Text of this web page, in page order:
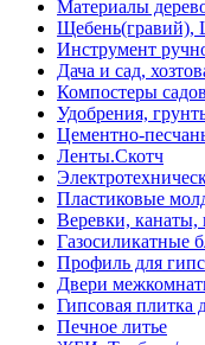
Материалы
Щебень(гравий),
Инструмент
Дача и сад,
Компостеры
Удобрения,
Цементно-
Ленты.Скотч
Пластиковые
Веревки,
Газосиликатные
Профиль для
Двери
Гипсовая плитка
Печное литье